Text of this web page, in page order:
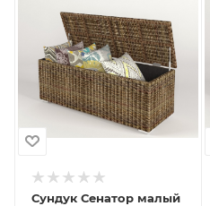
Сундук Сенатор малый